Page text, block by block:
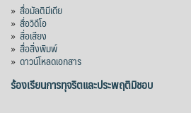
» สื่อมัลติมีเดีย
» สื่อวิดีโอ
» สื่อเสียง
» สื่อสิ่งพิมพ์
» ดาวน์โหลดเอกสาร
ร้องเรียนการทุจริตและประพฤติมิชอบ